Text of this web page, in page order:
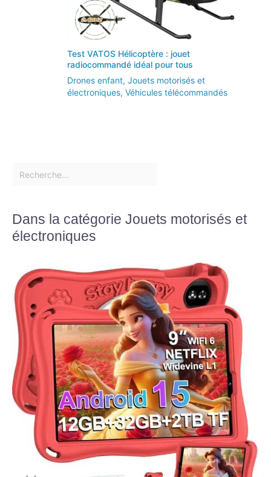
Test VATOS Hélicoptère : jouet
radiocommandé idéal pour tous
Drones enfant, Jouets motorisés et
électroniques, Véhicules télécommandés
Dans la catégorie Jouets motorisés et
électroniques